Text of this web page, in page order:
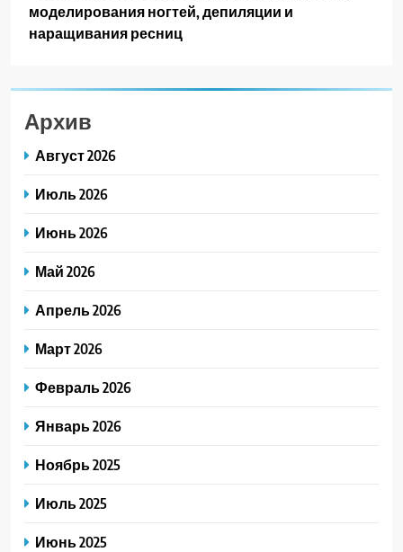
моделирования ногтей, депиляции и
наращивания ресниц
Архив
Август 2026
Июль 2026
Июнь 2026
Май 2026
Апрель 2026
Март 2026
Февраль 2026
Январь 2026
Ноябрь 2025
Июль 2025
Июнь 2025